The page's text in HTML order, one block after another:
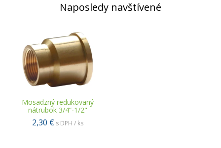
Naposledy navštívené
Mosadzný redukovaný
nátrubok 3/4“-1/2"
2,30 € s DPH / ks